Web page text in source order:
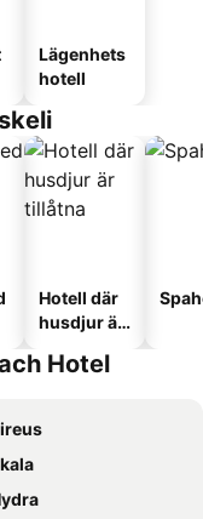
Lägenhets
hotell
Hotell där
husdjur är
Hotel